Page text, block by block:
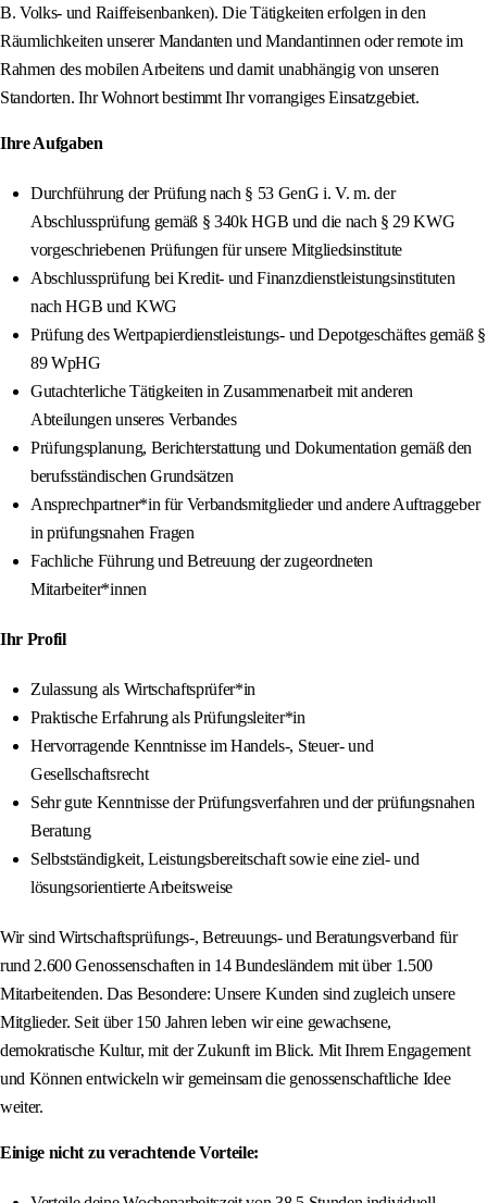
B. Volks- und Raiffeisenbanken). Die Tätigkeiten erfolgen in den
Räumlichkeiten unserer Mandanten und Mandantinnen oder remote im
Rahmen des mobilen Arbeitens und damit unabhängig von unseren
Standorten. Ihr Wohnort bestimmt Ihr vorrangiges Einsatzgebiet.
Ihre Aufgaben
Durchführung der Prüfung nach § 53 GenG i. V. m. der
Abschlussprüfung gemäß § 340k HGB und die nach § 29 KWG
vorgeschriebenen Prüfungen für unsere Mitgliedsinstitute
Abschlussprüfung bei Kredit- und Finanzdienstleistungsinstituten
nach HGB und KWG
Prüfung des Wertpapierdienstleistungs- und Depotgeschäftes gemäß §
89 WpHG
Gutachterliche Tätigkeiten in Zusammenarbeit mit anderen
Abteilungen unseres Verbandes
Prüfungsplanung, Berichterstattung und Dokumentation gemäß den
berufsständischen Grundsätzen
Ansprechpartner*in für Verbandsmitglieder und andere Auftraggeber
in prüfungsnahen Fragen
Fachliche Führung und Betreuung der zugeordneten
Mitarbeiter*innen
Ihr Profil
Zulassung als Wirtschaftsprüfer*in
Praktische Erfahrung als Prüfungsleiter*in
Hervorragende Kenntnisse im Handels-, Steuer- und
Gesellschaftsrecht
Sehr gute Kenntnisse der Prüfungsverfahren und der prüfungsnahen
Beratung
Selbstständigkeit, Leistungsbereitschaft sowie eine ziel- und
lösungsorientierte Arbeitsweise
Wir sind Wirtschaftsprüfungs-, Betreuungs- und Beratungsverband für
rund 2.600 Genossenschaften in 14 Bundesländern mit über 1.500
Mitarbeitenden. Das Besondere: Unsere Kunden sind zugleich unsere
Mitglieder. Seit über 150 Jahren leben wir eine gewachsene,
demokratische Kultur, mit der Zukunft im Blick. Mit Ihrem Engagement
und Können entwickeln wir gemeinsam die genossenschaftliche Idee
weiter.
Einige nicht zu verachtende Vorteile: